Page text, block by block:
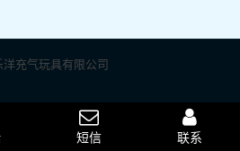
洋充气玩具有限公司
短信 联系